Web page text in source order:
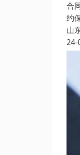
合
约
山
24-